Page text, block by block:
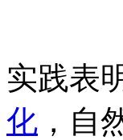
实践表
化 ，自